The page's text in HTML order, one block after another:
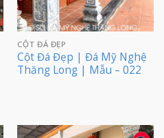
CỘT ĐÁ ĐẸP
Cột Đá Đẹp | Đá Mỹ Nghệ
Thăng Long | Mẫu – 022